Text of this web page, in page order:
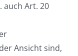
auch Art. 20
Ansicht sind,